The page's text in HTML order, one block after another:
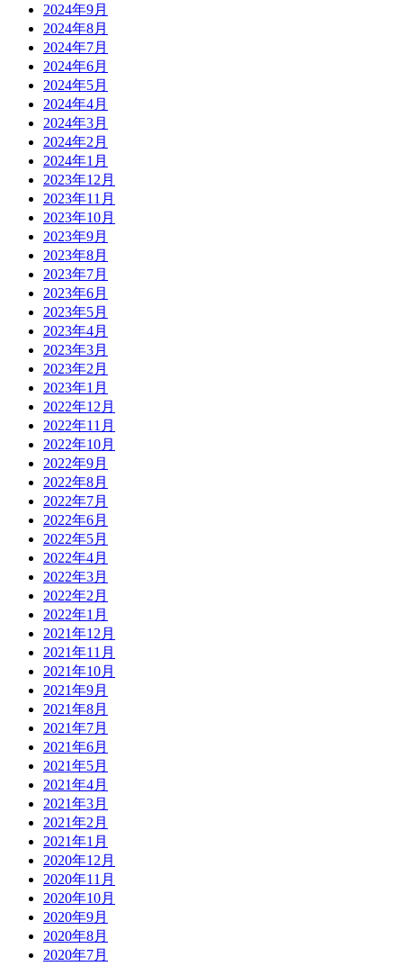
2024年9月
2024年8月
2024年7月
2024年6月
2024年5月
2024年4月
2024年3月
2024年2月
2024年1月
2023年12月
2023年11月
2023年10月
2023年9月
2023年8月
2023年7月
2023年6月
2023年5月
2023年4月
2023年3月
2023年2月
2023年1月
2022年12月
2022年11月
2022年10月
2022年9月
2022年8月
2022年7月
2022年6月
2022年5月
2022年4月
2022年3月
2022年2月
2022年1月
2021年12月
2021年11月
2021年10月
2021年9月
2021年8月
2021年7月
2021年6月
2021年5月
2021年4月
2021年3月
2021年2月
2021年1月
2020年12月
2020年11月
2020年10月
2020年9月
2020年8月
2020年7月